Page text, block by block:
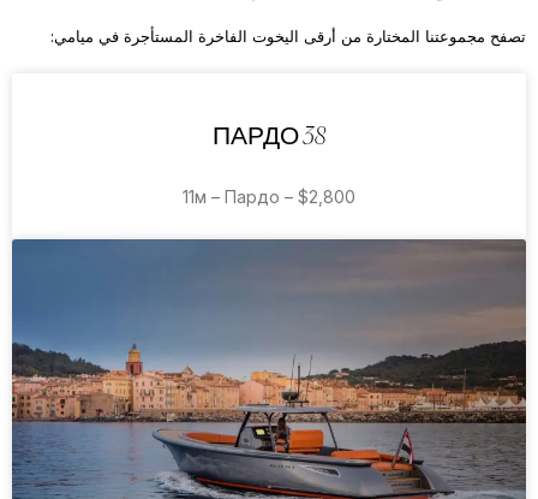
تصفح مجموعتنا المختارة من أرقى اليخوت الفاخرة المستأجرة في ميامي:
ПАРДО 38
11м – Пардо – $2,800